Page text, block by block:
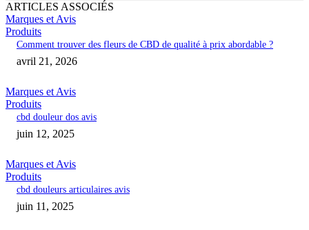
ARTICLES ASSOCIÉS
Marques et Avis
Produits
Comment trouver des fleurs de CBD de qualité à prix abordable ?
avril 21, 2026
Marques et Avis
Produits
cbd douleur dos avis
juin 12, 2025
Marques et Avis
Produits
cbd douleurs articulaires avis
juin 11, 2025